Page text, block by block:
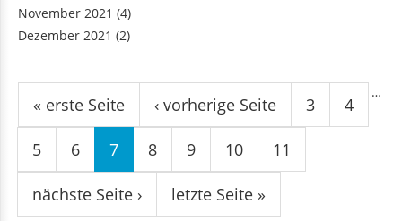
November 2021 (4)
Dezember 2021 (2)
Seiten
« erste Seite ‹ vorherige Seite
…
3 4
5 6 7 8 9 10 11
nächste Seite › letzte Seite »